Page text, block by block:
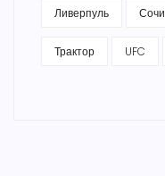
Ливерпуль Сочи
Трактор UFC